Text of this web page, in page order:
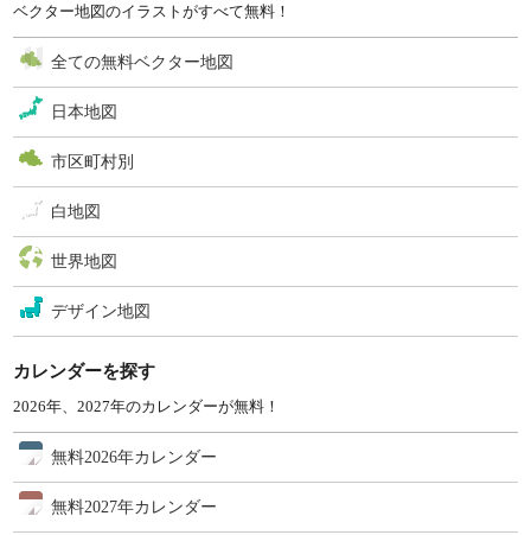
ベクター地図のイラストがすべて無料！
全ての無料ベクター地図
日本地図
市区町村別
白地図
世界地図
デザイン地図
カレンダーを探す
2026年、2027年のカレンダーが無料！
無料2026年カレンダー
無料2027年カレンダー